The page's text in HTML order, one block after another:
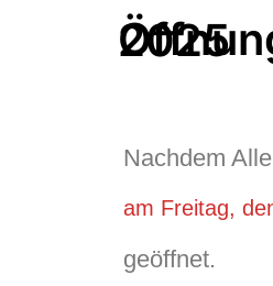
Öffnungszeiten Wertstoffhof Erpfting vor Allerheiligen 2025
Nachdem
am Freitag,
geöffnet.